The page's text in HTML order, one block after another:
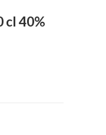
cl 40%